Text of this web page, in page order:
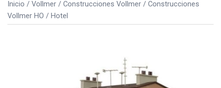
Inicio / Vollmer / Construcciones Vollmer / Construcciones
Vollmer HO / Hotel